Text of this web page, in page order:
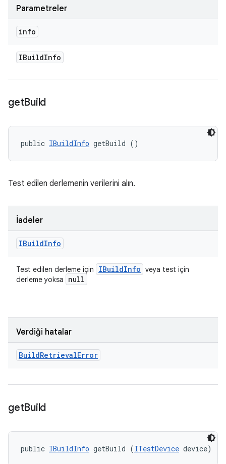
Parametreler
info
IBuildInfo
getBuild
public IBuildInfo getBuild ()
Test edilen derlemenin verilerini alın.
İadeler
IBuildInfo
Test edilen derleme için IBuildInfo veya test için
derleme yoksa
null
Verdiği hatalar
BuildRetrievalError
getBuild
public IBuildInfo getBuild (ITestDevice device)